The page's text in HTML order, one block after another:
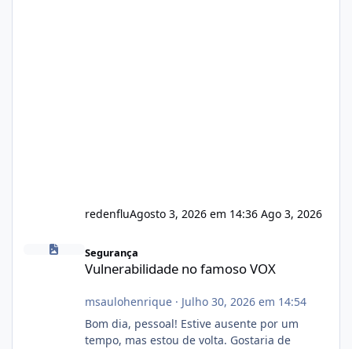
redenfluAgosto 3, 2026 em 14:36 Ago 3, 2026
Segurança
Vulnerabilidade no famoso VOX
msaulohenrique· Julho 30, 2026 em 14:54
Bom dia, pessoal! Estive ausente por um
tempo, mas estou de volta. Gostaria de